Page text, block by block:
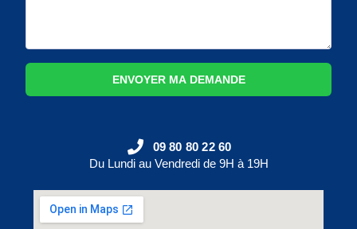
ENVOYER MA DEMANDE
09 80 80 22 60
Du Lundi au Vendredi de 9H à 19H